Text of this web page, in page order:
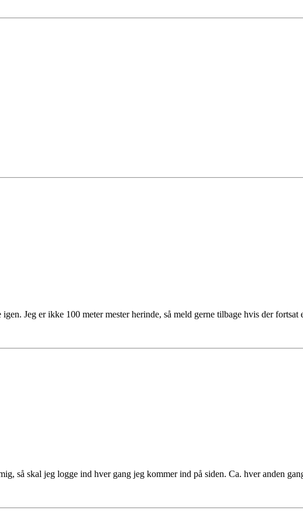
Jeg er ikke 100 meter mester herinde, så meld gerne tilbage hvis der
så skal jeg logge ind hver gang jeg kommer ind på siden. Ca. hver anden